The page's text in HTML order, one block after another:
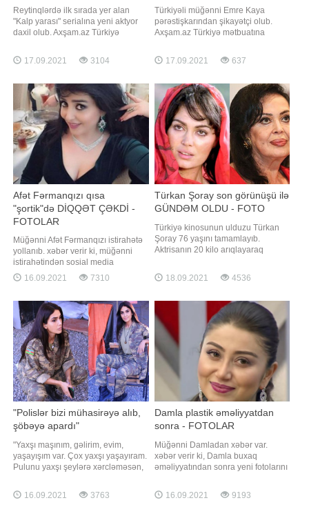
Reytinqlərdə ilk sırada yer alan
"Kalp yarası" serialına yeni aktyor
daxil olub. Axşam.az Türkiyə
ekran işində Görkem Mertsöz rol
alacaq. Aktyor serialda psixoloq
17.09.2021 3104
Türkiyəli müğənni Emre Kaya
pərəstişkarından şikayətçi olub.
Axşam.az Türkiyə mətbuatına
isə Cihangir adlı şəxsin intihara
təşəbbüs etdiyi anın videosunu
qabağında özümü öldürəcəyəm"
ismarışını yazması olub. Həmin
şəxsdən izaha
17.09.2021 637
Afət Fərmanqızı qısa
"şortik"də DİQQƏT ÇƏKDİ -
FOTOLAR
Müğənni Afət Fərmanqızı istirahətə
yollanıb. xəbər verir ki, müğənni
istirahətindən sosial media
hesabında paylaşımlar edib.
Paylaşdığı fotolarda Afətin qısa
yayınmayıb. Həmin fotoları təqdim
edirik:
16.09.2021 7310
Türkan Şoray son görünüşü ilə
GÜNDƏM OLDU - FOTO
Türkiyə kinosunun ulduzu Türkan
Şoray 76 yaşını tamamlayıb.
Aktrisanın 20 kilo arıqlayaraq
diqqətdən yayınmayıb. Onun fransız
üsulu ilə (üzün saplarla dartılması)
məclisdə cazibədar aktrisanı
görənlər heyrətlərini gizlədə
bilməyiblər
18.09.2021 4536
"Polislər bizi mühasirəyə alıb,
şöbəyə apardı"
"Yaxşı maşınım, gəlirim, evim,
yaşayışım var. Çox yaxşı yaşayıram.
Pulunu yaxşı şeylərə xərcləməsən,
də yaxşı şeylərə, xeyriyyəyə
xərcləyirəm. Eləsi olur ki, pulu var,
16.09.2021 3763
Damla plastik əməliyyatdan
sonra - FOTOLAR
Müğənni Damladan xəbər var.
xəbər verir ki, Damla buxaq
əməliyyatından sonra yeni fotolarını
izləyiciləri onun yeni görünüşünü
bəyənərək xoş rəylər yazıblar.
16.09.2021 9193